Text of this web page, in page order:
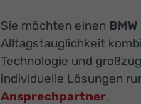
Sie möchten einen
Alltagstauglichkeit
Technologie und
individuelle Lösungen
Ansprechpartner.